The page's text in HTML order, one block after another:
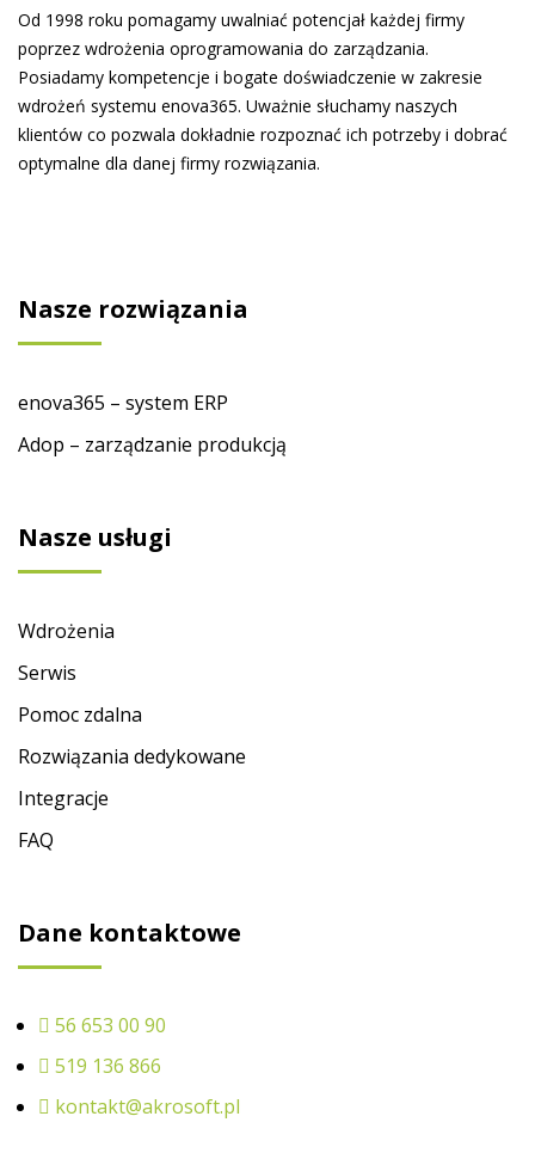
Od 1998 roku pomagamy uwalniać potencjał każdej firmy
poprzez wdrożenia oprogramowania do zarządzania.
Posiadamy kompetencje i bogate doświadczenie w zakresie
wdrożeń systemu enova365. Uważnie słuchamy naszych
klientów co pozwala dokładnie rozpoznać ich potrzeby i dobrać
optymalne dla danej firmy rozwiązania.
Nasze rozwiązania
enova365 – system ERP
Adop – zarządzanie produkcją
Nasze usługi
Wdrożenia
Serwis
Pomoc zdalna
Rozwiązania dedykowane
Integracje
FAQ
Dane kontaktowe
56 653 00 90
519 136 866
kontakt@akrosoft.pl